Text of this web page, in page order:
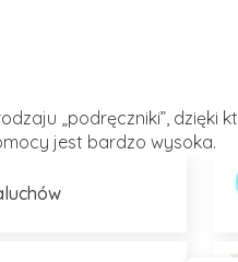
„podręczniki”, dzięki
jest bardzo wysoka.